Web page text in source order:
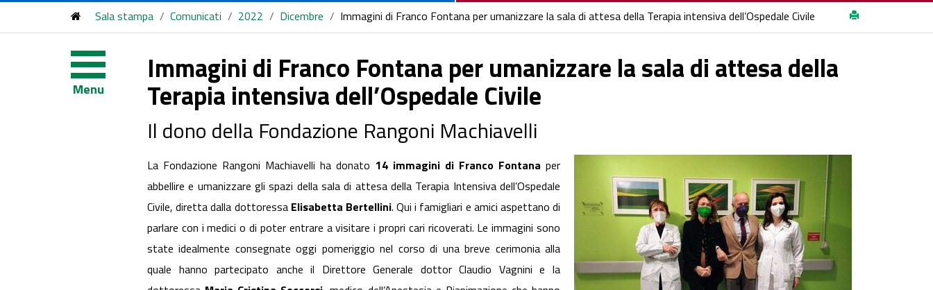
Sala stampa / Comunicati / 2022 / Dicembre / Immagini di Franco Fontana per umanizzare la sala di attesa della Terapia intensiva dell’Ospedale Civile
Menu
Immagini di Franco Fontana per umanizzare la sala di attesa della
Terapia intensiva dell’Ospedale Civile
Il dono della Fondazione Rangoni Machiavelli
La Fondazione Rangoni Machiavelli ha donato 14 immagini di Franco Fontanaper
abbellire e umanizzare gli spazi della sala di attesa della Terapia Intensiva dell’Ospedale
Civile, diretta dalla dottoressa Elisabetta Bertellini. Qui i famigliari e amici aspettano di
parlare con i medici o di poter entrare a visitare i propri cari ricoverati. Le immagini sono
state idealmente consegnate oggi pomeriggio nel corso di una breve cerimonia alla
quale hanno partecipato anche il Direttore Generale dottor Claudio Vagnini e la